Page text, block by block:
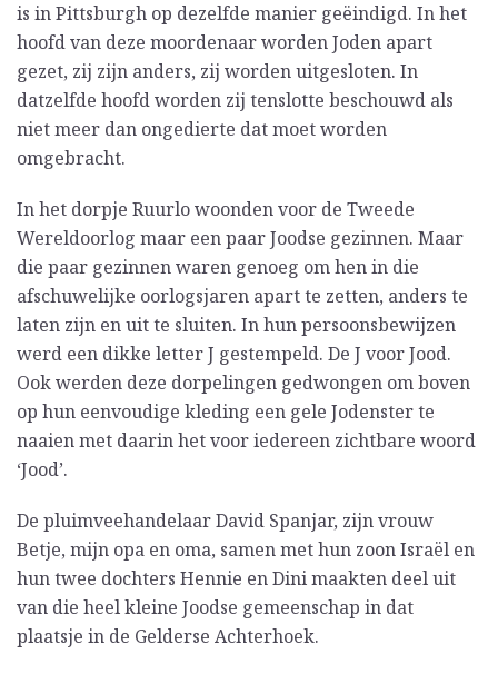
is in Pittsburgh op dezelfde manier geëindigd. In het
hoofd van deze moordenaar worden Joden apart
gezet, zij zijn anders, zij worden uitgesloten. In
datzelfde hoofd worden zij tenslotte beschouwd als
niet meer dan ongedierte dat moet worden
omgebracht.
In het dorpje Ruurlo woonden voor de Tweede
Wereldoorlog maar een paar Joodse gezinnen. Maar
die paar gezinnen waren genoeg om hen in die
afschuwelijke oorlogsjaren apart te zetten, anders te
laten zijn en uit te sluiten. In hun persoonsbewijzen
werd een dikke letter J gestempeld. De J voor Jood.
Ook werden deze dorpelingen gedwongen om boven
op hun eenvoudige kleding een gele Jodenster te
naaien met daarin het voor iedereen zichtbare woord
‘Jood’.
De pluimveehandelaar David Spanjar, zijn vrouw
Betje, mijn opa en oma, samen met hun zoon Israël en
hun twee dochters Hennie en Dini maakten deel uit
van die heel kleine Joodse gemeenschap in dat
plaatsje in de Gelderse Achterhoek.